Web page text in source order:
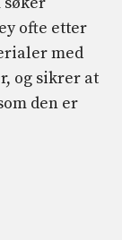
ofte etter
med
og sikrer at
den er